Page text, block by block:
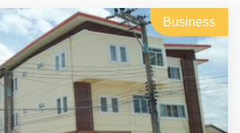
Business